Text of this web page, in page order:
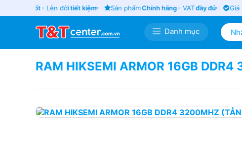
- Lên đờitiết kiệm Sản phẩmChính hãng- VATđầy đủ Giá rẻ
Danh mục
RAM HIKSEMI ARMOR 16GB